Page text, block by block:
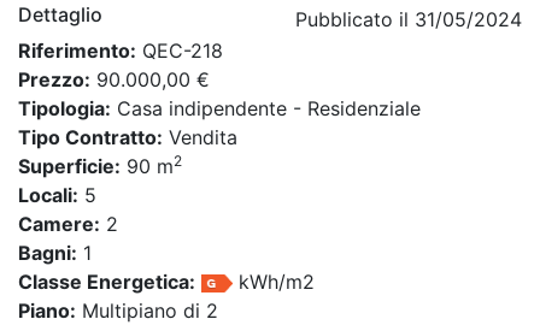
Dettaglio
Pubblicato il 31/05/2024
Riferimento: QEC-218
Prezzo: 90.000,00 €
Tipologia: Casa indipendente - Residenziale
Tipo Contratto: Vendita
Superficie: 90 m2
Locali: 5
Camere: 2
Bagni: 1
Classe Energetica:
kWh/m2
Piano: Multipiano di 2